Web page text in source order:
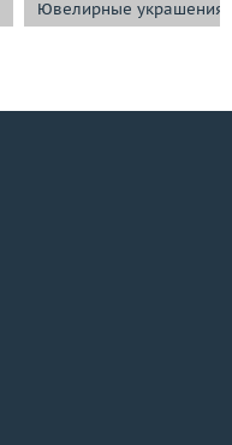
Ювелирные украшения